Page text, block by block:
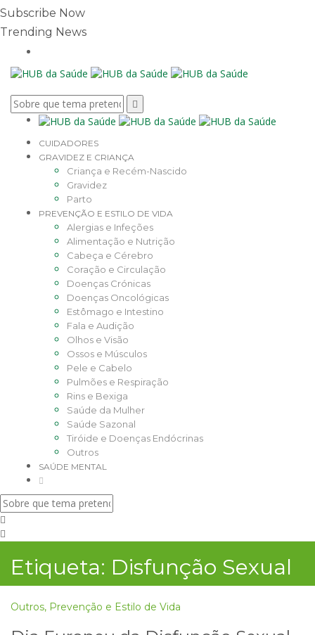
Subscribe Now
Trending News
CUIDADORES
GRAVIDEZ E CRIANÇA
Criança e Recém-Nascido
Gravidez
Parto
PREVENÇÃO E ESTILO DE VIDA
Alergias e Infeções
Alimentação e Nutrição
Cabeça e Cérebro
Coração e Circulação
Doenças Crónicas
Doenças Oncológicas
Estômago e Intestino
Fala e Audição
Olhos e Visão
Ossos e Músculos
Pele e Cabelo
Pulmões e Respiração
Rins e Bexiga
Saúde da Mulher
Saúde Sazonal
Tiróide e Doenças Endócrinas
Outros
SAÚDE MENTAL
Etiqueta: Disfunção Sexual
Outros, Prevenção e Estilo de Vida